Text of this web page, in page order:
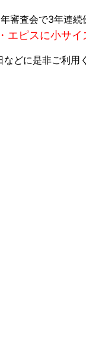
査会で3年連続
エピスに小サイ
どに是非ご利用